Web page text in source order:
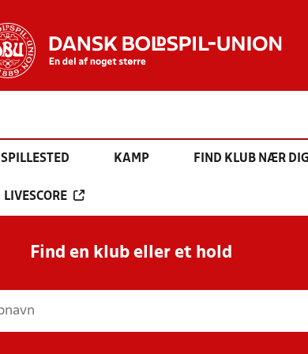
SPILLESTED KAMP FIND KLUB NÆR
LIVESCORE
Find en klub eller et hold